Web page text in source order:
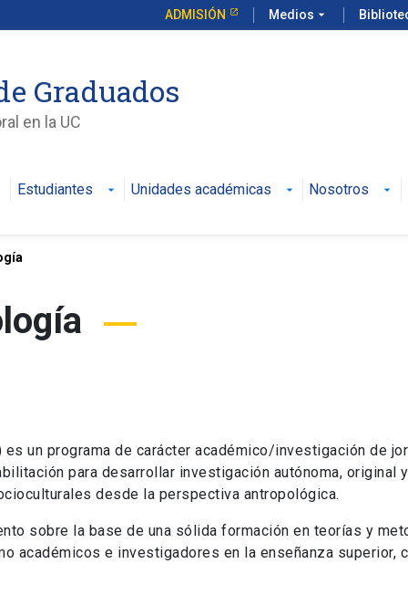
ADMISIÓN Medios arrow_drop_down
Graduados
en la UC
Estudiantes Unidades académicas Nosotros
un programa de carácter académico/investigación de
para desarrollar investigación autónoma, original y
desde la perspectiva antropológica.
sobre la base de una sólida formación en teorías y
académicos e investigadores en la enseñanza superior,